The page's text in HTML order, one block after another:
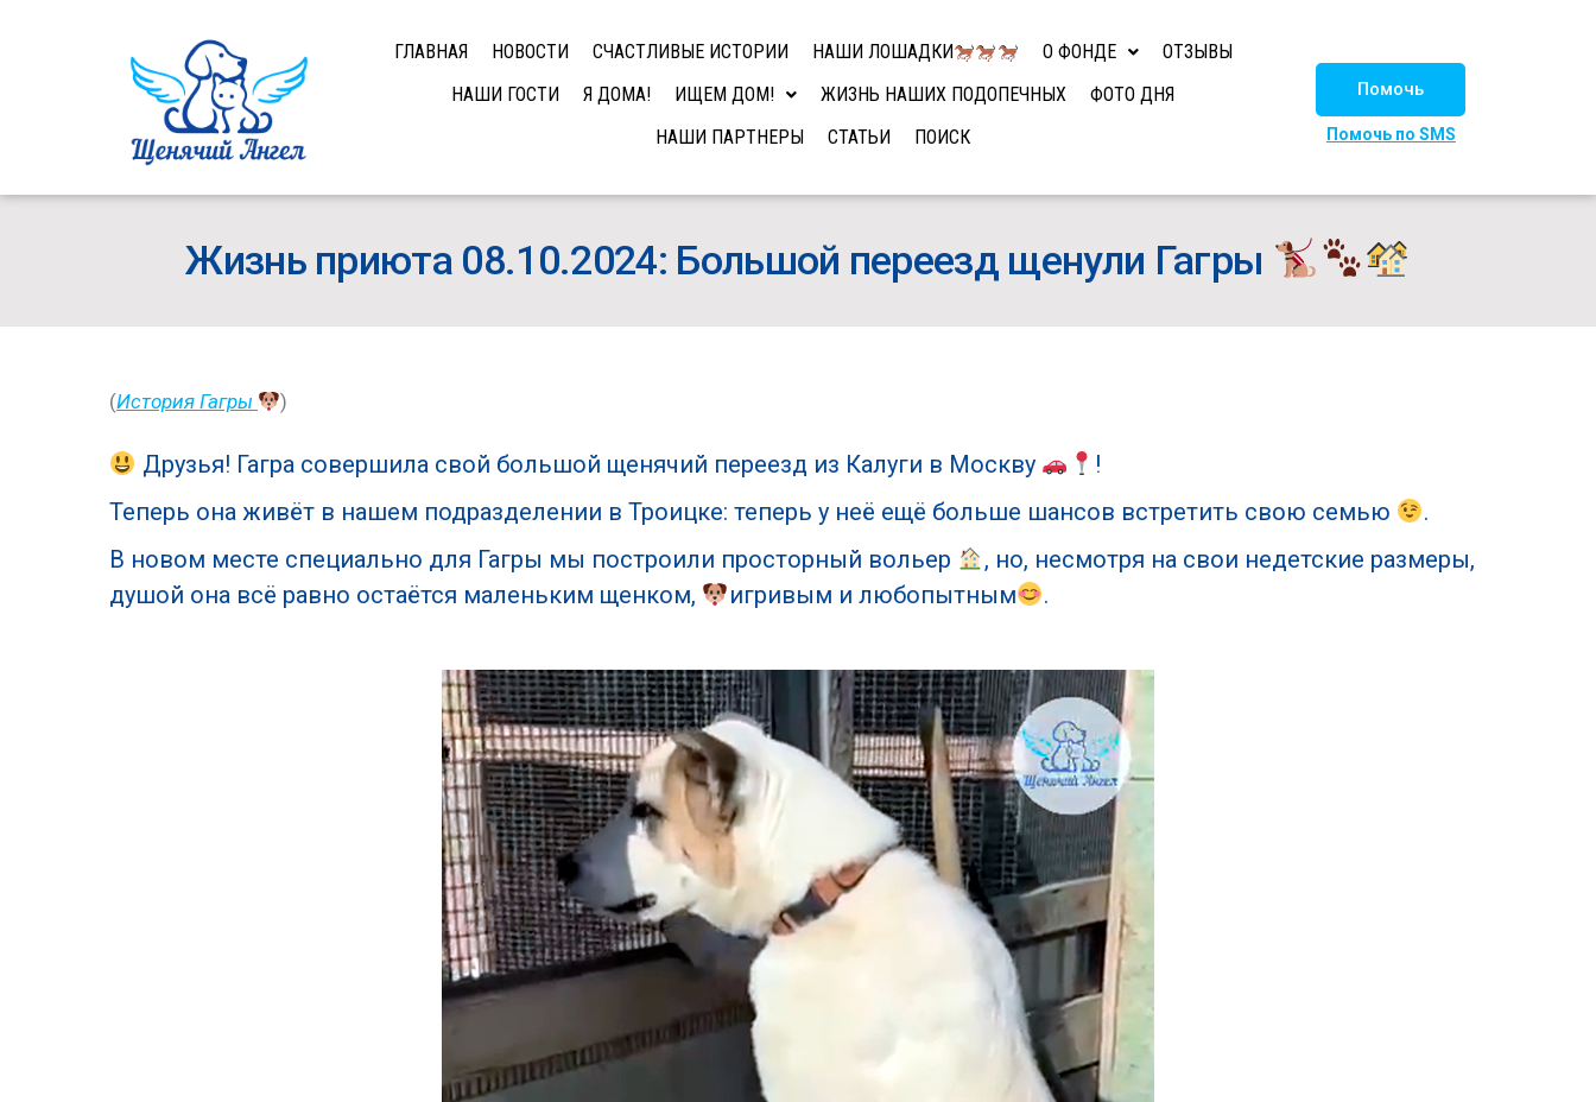
ГЛАВНАЯ НОВОСТИ СЧАСТЛИВЫЕ ИСТОРИИ НАШИ ЛОШАДКИ О ФОНДЕ
ОТЗЫВЫ
НАШИ ГОСТИ
Я ДОМА! ИЩЕМ ДОМ! ЖИЗНЬ НАШИХ ПОДОПЕЧНЫХ
ФОТО ДНЯ
НАШИ ПАРТНЕРЫ
СТАТЬИ ПОИСК
Помочь
Помочь по SMS
Жизнь приюта 08.10.2024: Большой переезд щенули Гагры
(История Гагры )
Друзья! Гагра совершила свой большой щенячий переезд из Калуги в Москву
!
Теперь она живёт в нашем подразделении в Троицке: теперь у неё ещё больше шансов встретить свою семью
.
В новом месте специально для Гагры мы построили просторный вольер
, но, несмотря на свои недетские размеры,
душой она всё равно остаётся маленьким щенком,
игривым и любопытным .